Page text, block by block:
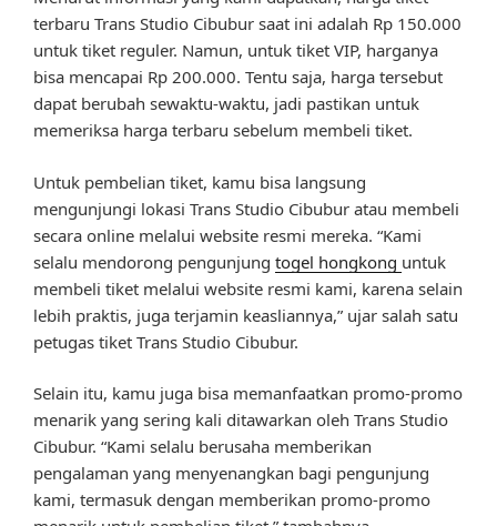
terbaru Trans Studio Cibubur saat ini adalah Rp 150.000
untuk tiket reguler. Namun, untuk tiket VIP, harganya
bisa mencapai Rp 200.000. Tentu saja, harga tersebut
dapat berubah sewaktu-waktu, jadi pastikan untuk
memeriksa harga terbaru sebelum membeli tiket.
Untuk pembelian tiket, kamu bisa langsung
mengunjungi lokasi Trans Studio Cibubur atau membeli
secara online melalui website resmi mereka. “Kami
selalu mendorong pengunjung togel hongkong untuk
membeli tiket melalui website resmi kami, karena selain
lebih praktis, juga terjamin keasliannya,” ujar salah satu
petugas tiket Trans Studio Cibubur.
Selain itu, kamu juga bisa memanfaatkan promo-promo
menarik yang sering kali ditawarkan oleh Trans Studio
Cibubur. “Kami selalu berusaha memberikan
pengalaman yang menyenangkan bagi pengunjung
kami, termasuk dengan memberikan promo-promo